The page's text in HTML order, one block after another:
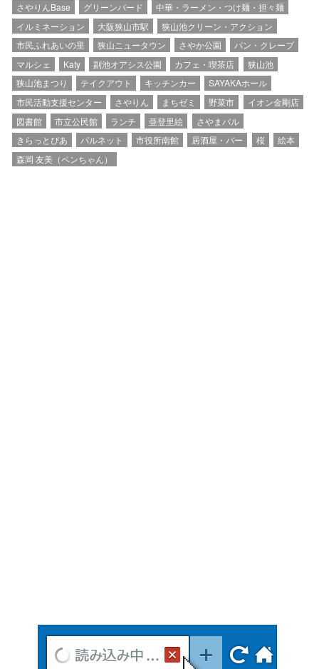
さやりんBase
グリーンバード
中華・ラーメン・つけ麺・担々麺
イルミネーション
大阪狭山市駅
狭山池クリーン・アクション
市民ふれあいの里
狭山ニュータウン さやか公園
パン・クレープ
マルシェ
Katy 副池オアシス公園 カフェ・喫茶店
狭山池
狭山池まつり
テイクアウト キッチンカー
SAYAKAホール
市民活動支援センター
さやりん まちゼミ 野菜市
イオン金剛店
図書館
市立公民館 ランチ 亜登里絵
さやまバル
きらっとぴあ
パルネット 市役所南館 居酒屋・バー 桜
絵本
森岡 友美（ペンちゃん）